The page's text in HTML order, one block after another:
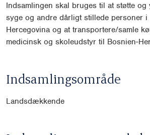
Indsamlingen skal bruges til at støtte
syge og andre dårligt stillede personer i
Hercegovina og at transportere/samle
medicinsk og skoleudstyr til Bosnien-
Indsamlingsområde
Landsdækkende